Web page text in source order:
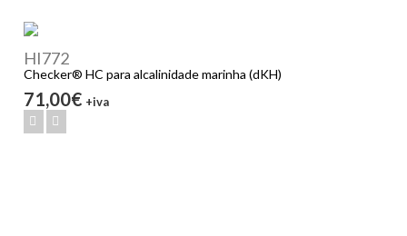
HI772
Checker® HC para alcalinidade marinha (dKH)
71,00€ +iva